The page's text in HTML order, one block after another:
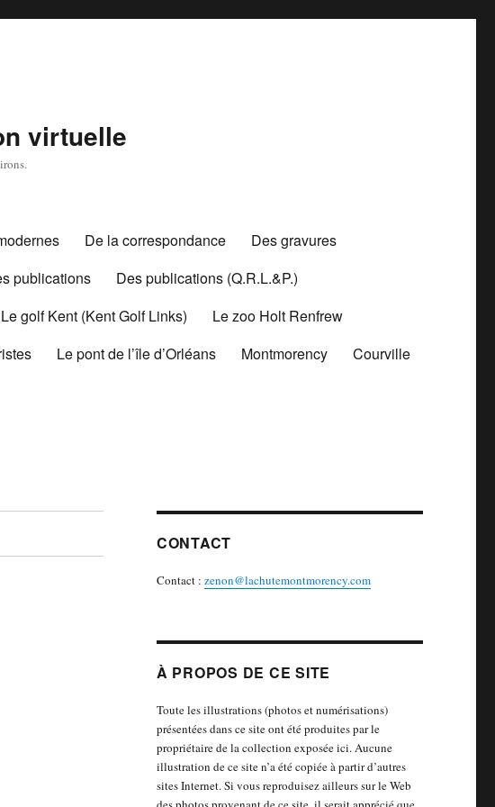
virtuelle
De la correspondance
Des gravures
publications
Des publications (Q.R.L.&P.)
Le golf Kent (Kent Golf Links)
Le zoo Holt Renfrew
Le pont de l’île d’Orléans Montmorency
Courville
CONTACT
Contact : zenon@lachutemontmorency.com
À PROPOS DE CE SITE
Toute les illustrations (photos et numérisations)
présentées dans ce site ont été produites par le
propriétaire de la collection exposée ici. Aucune
illustration de ce site n’a été copiée à partir d’autres
sites Internet. Si vous reproduisez ailleurs sur le Web